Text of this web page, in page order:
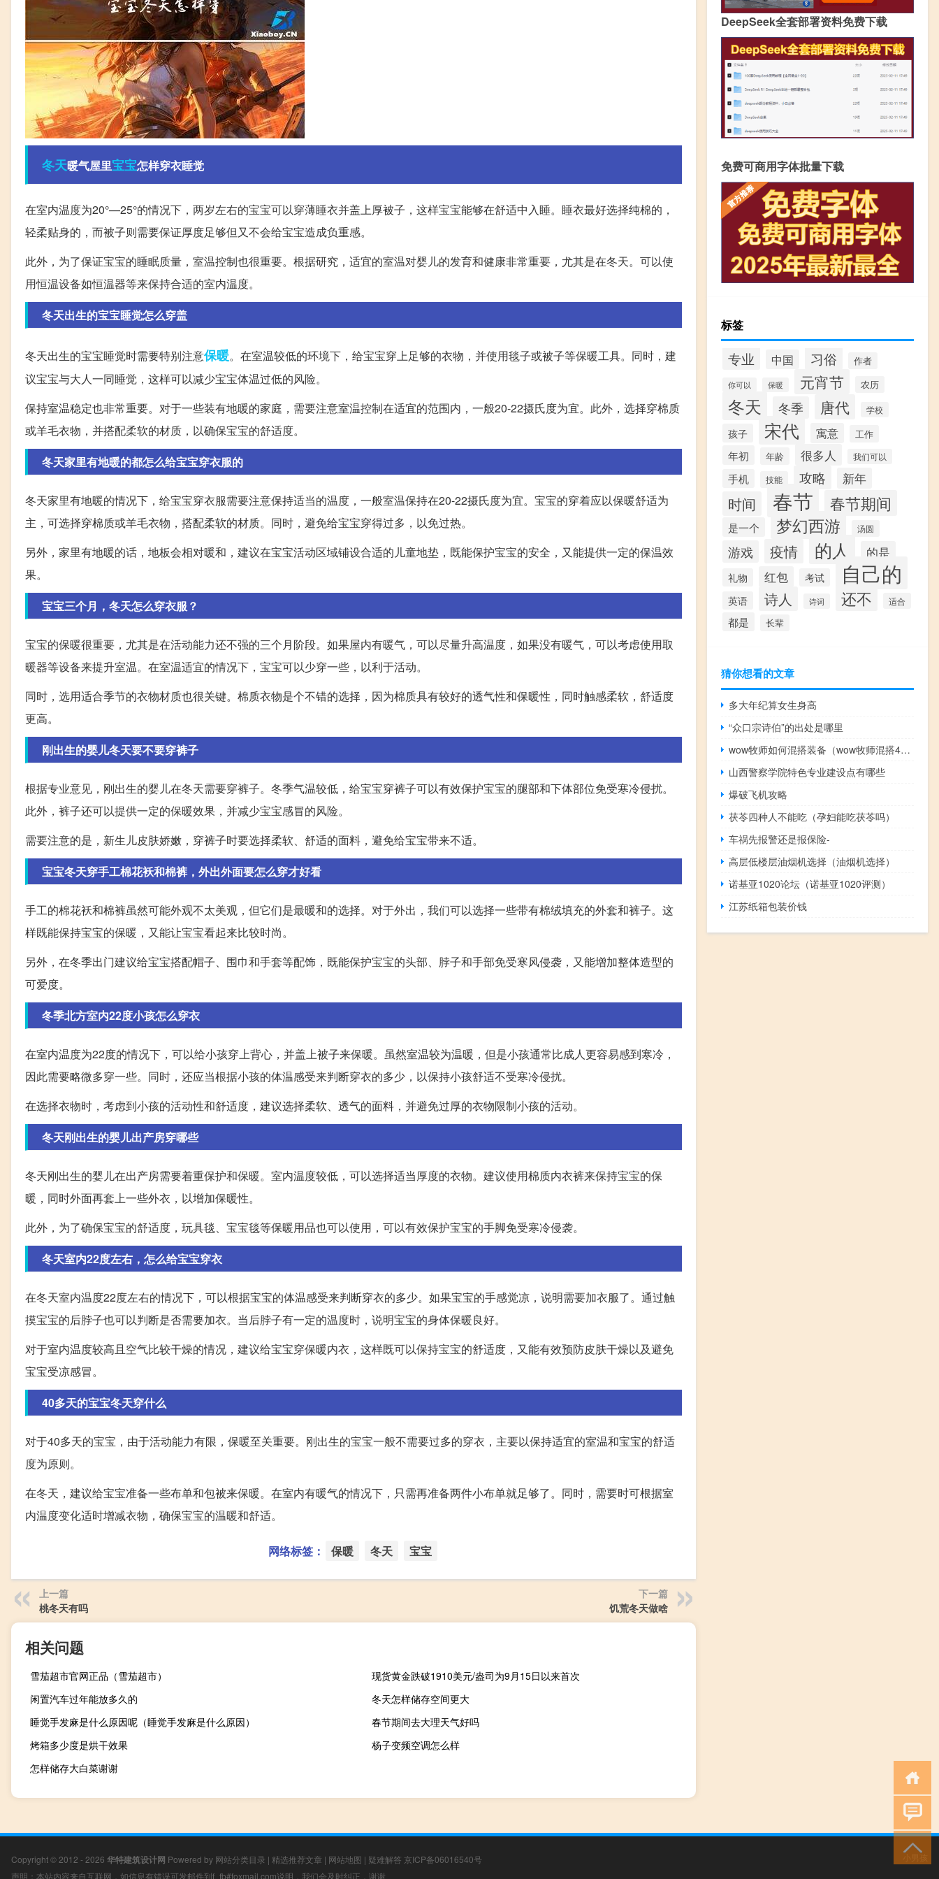
冬天暖气屋里宝宝怎样穿衣睡觉
在室内温度为20°—25°的情况下，两岁左右的宝宝可以穿薄睡衣并盖上厚被子，这样宝宝能够在舒适中入睡。睡衣最好选择纯棉的，
轻柔贴身的，而被子则需要保证厚度足够但又不会给宝宝造成负重感。
此外，为了保证宝宝的睡眠质量，室温控制也很重要。根据研究，适宜的室温对婴儿的发育和健康非常重要，尤其是在冬天。可以使
用恒温设备如恒温器等来保持合适的室内温度。
冬天出生的宝宝睡觉怎么穿盖
冬天出生的宝宝睡觉时需要特别注意保暖。在室温较低的环境下，给宝宝穿上足够的衣物，并使用毯子或被子等保暖工具。同时，建
议宝宝与大人一同睡觉，这样可以减少宝宝体温过低的风险。
保持室温稳定也非常重要。对于一些装有地暖的家庭，需要注意室温控制在适宜的范围内，一般20-22摄氏度为宜。此外，选择穿棉质
或羊毛衣物，并搭配柔软的材质，以确保宝宝的舒适度。
冬天家里有地暖的都怎么给宝宝穿衣服的
冬天家里有地暖的情况下，给宝宝穿衣服需要注意保持适当的温度，一般室温保持在20-22摄氏度为宜。宝宝的穿着应以保暖舒适为
主，可选择穿棉质或羊毛衣物，搭配柔软的材质。同时，避免给宝宝穿得过多，以免过热。
另外，家里有地暖的话，地板会相对暖和，建议在宝宝活动区域铺设合适的儿童地垫，既能保护宝宝的安全，又能提供一定的保温效
果。
宝宝三个月，冬天怎么穿衣服？
宝宝的保暖很重要，尤其是在活动能力还不强的三个月阶段。如果屋内有暖气，可以尽量升高温度，如果没有暖气，可以考虑使用取
暖器等设备来提升室温。在室温适宜的情况下，宝宝可以少穿一些，以利于活动。
同时，选用适合季节的衣物材质也很关键。棉质衣物是个不错的选择，因为棉质具有较好的透气性和保暖性，同时触感柔软，舒适度
更高。
刚出生的婴儿冬天要不要穿裤子
根据专业意见，刚出生的婴儿在冬天需要穿裤子。冬季气温较低，给宝宝穿裤子可以有效保护宝宝的腿部和下体部位免受寒冷侵扰。
此外，裤子还可以提供一定的保暖效果，并减少宝宝感冒的风险。
需要注意的是，新生儿皮肤娇嫩，穿裤子时要选择柔软、舒适的面料，避免给宝宝带来不适。
宝宝冬天穿手工棉花袄和棉裤，外出外面要怎么穿才好看
手工的棉花袄和棉裤虽然可能外观不太美观，但它们是最暖和的选择。对于外出，我们可以选择一些带有棉绒填充的外套和裤子。这
样既能保持宝宝的保暖，又能让宝宝看起来比较时尚。
另外，在冬季出门建议给宝宝搭配帽子、围巾和手套等配饰，既能保护宝宝的头部、脖子和手部免受寒风侵袭，又能增加整体造型的
可爱度。
冬季北方室内22度小孩怎么穿衣
在室内温度为22度的情况下，可以给小孩穿上背心，并盖上被子来保暖。虽然室温较为温暖，但是小孩通常比成人更容易感到寒冷，
因此需要略微多穿一些。同时，还应当根据小孩的体温感受来判断穿衣的多少，以保持小孩舒适不受寒冷侵扰。
在选择衣物时，考虑到小孩的活动性和舒适度，建议选择柔软、透气的面料，并避免过厚的衣物限制小孩的活动。
冬天刚出生的婴儿出产房穿哪些
冬天刚出生的婴儿在出产房需要着重保护和保暖。室内温度较低，可以选择适当厚度的衣物。建议使用棉质内衣裤来保持宝宝的保
暖，同时外面再套上一些外衣，以增加保暖性。
此外，为了确保宝宝的舒适度，玩具毯、宝宝毯等保暖用品也可以使用，可以有效保护宝宝的手脚免受寒冷侵袭。
冬天室内22度左右，怎么给宝宝穿衣
在冬天室内温度22度左右的情况下，可以根据宝宝的体温感受来判断穿衣的多少。如果宝宝的手感觉凉，说明需要加衣服了。通过触
摸宝宝的后脖子也可以判断是否需要加衣。当后脖子有一定的温度时，说明宝宝的身体保暖良好。
对于室内温度较高且空气比较干燥的情况，建议给宝宝穿保暖内衣，这样既可以保持宝宝的舒适度，又能有效预防皮肤干燥以及避免
宝宝受凉感冒。
40多天的宝宝冬天穿什么
对于40多天的宝宝，由于活动能力有限，保暖至关重要。刚出生的宝宝一般不需要过多的穿衣，主要以保持适宜的室温和宝宝的舒适
度为原则。
在冬天，建议给宝宝准备一些布单和包被来保暖。在室内有暖气的情况下，只需再准备两件小布单就足够了。同时，需要时可根据室
内温度变化适时增减衣物，确保宝宝的温暖和舒适。
网络标签： 保暖 冬天 宝宝
上一篇
桃冬天有吗
下一篇
饥荒冬天做啥
相关问题
雪茄超市官网正品（雪茄超市）
现货黄金跌破1910美元/盎司为9月15日以来首次
闲置汽车过年能放多久的
冬天怎样储存空间更大
睡觉手发麻是什么原因呢（睡觉手发麻是什么原因）
春节期间去大理天气好吗
烤箱多少度是烘干效果
杨子变频空调怎么样
怎样储存大白菜谢谢
DeepSeek全套部署资料免费下载
免费可商用字体批量下载
标签
专业 中国 习俗 作者
你可以 保暖 元宵节 农历
冬天 冬季 唐代 学校
孩子 宋代 寓意 工作
年初 年龄 很多人 我们可以
手机 技能 攻略 新年
时间 春节 春节期间
是一个 梦幻西游 汤圆
游戏 疫情 的人 的是
礼物 红包 考试 自己的
英语 诗人 诗词 还不 适合
都是 长辈
猜你想看的文章
多大年纪算女生身高
“众口宗诗伯”的出处是哪里
wow牧师如何混搭装备（wow牧师混搭4件套）
山西警察学院特色专业建设点有哪些
爆破飞机攻略
茯苓四种人不能吃（孕妇能吃茯苓吗）
车祸先报警还是报保险-
高层低楼层油烟机选择（油烟机选择）
诺基亚1020论坛（诺基亚1020评测）
江苏纸箱包装价钱
Copyright © 2012 - 2026 华特建筑设计网 Powered by 网站分类目录 | 精选推荐文章 | 网站地图 | 疑难解答 京ICP备06016540号
声明：本站内容来自互联网，如信息有错误可发邮件到f_fb#foxmail.com说明，我们会及时纠正，谢谢
小男孩